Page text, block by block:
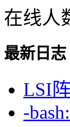
在线人
最新日志
LSI
-